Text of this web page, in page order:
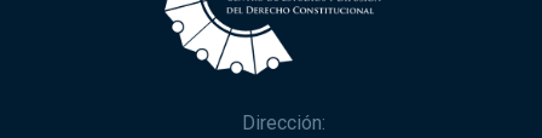
Dirección: